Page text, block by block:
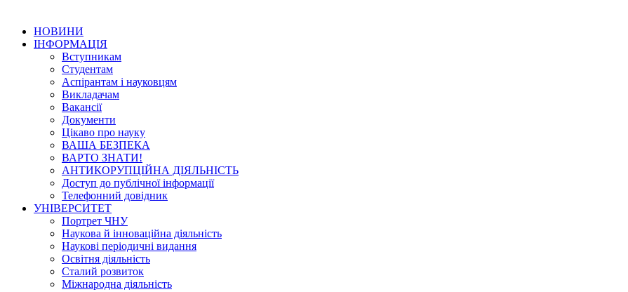
НОВИНИ
ІНФОРМАЦІЯ
Вступникам
Студентам
Аспірантам і науковцям
Викладачам
Вакансії
Документи
Цікаво про науку
ВАША БЕЗПЕКА
ВАРТО ЗНАТИ!
АНТИКОРУПЦІЙНА ДІЯЛЬНІСТЬ
Доступ до публічної інформації
Телефонний довідник
УНІВЕРСИТЕТ
Портрет ЧНУ
Наукова й інноваційна діяльність
Наукові періодичні видання
Освітня діяльність
Сталий розвиток
Міжнародна діяльність